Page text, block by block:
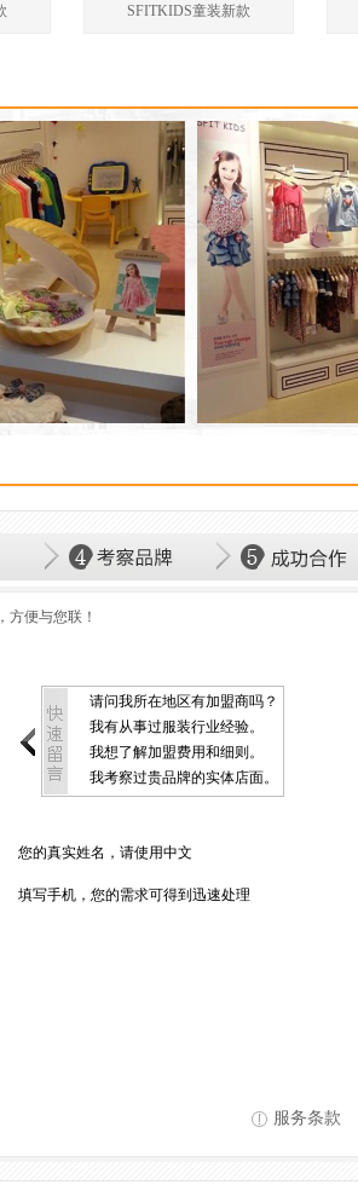
SFITKIDS童装新款
方便与您联！
请问我所在地区有加盟商吗？
我有从事过服装行业经验。
我想了解加盟费用和细则。
我考察过贵品牌的实体店面。
您的真实姓名，请使用中文
填写手机，您的需求可得到迅速处理
服务条款